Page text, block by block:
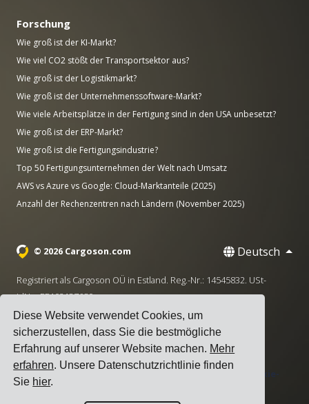
Diese Website verwendet Cookies, um
sicherzustellen, dass Sie die bestmögliche
Erfahrung auf unserer Website machen. Mehr
erfahren. Unsere Datenschutzrichtlinie finden
Sie hier.
Forschung
Wie groß ist der KI-Markt?
Wie viel CO2 stößt der Transportsektor aus?
Wie groß ist der Logistikmarkt?
Wie groß ist der Unternehmenssoftware-Markt?
Wie viele Arbeitsplätze in der Fertigung sind in den USA unbesetzt?
Wie groß ist der ERP-Markt?
Wie groß ist die Fertigungsindustrie?
Top 50 Fertigungsunternehmen der Welt nach Umsatz
AWS vs Azure vs Google: Cloud-Marktanteile (2025)
Anzahl der Rechenzentren nach Ländern (November 2025)
© 2026 Cargoson.com Deutsch
Registriert als Cargoson OÜ in Estland. Reg.-Nr.: 14545832. USt-
IdNr.: EE102137680.
Hauptsitz: Pärnu mnt. 141, 11314 Tallinn, Estland
·hello@cargoson.com
Nutzungsbedingungen
Cookie-
Richtlinie